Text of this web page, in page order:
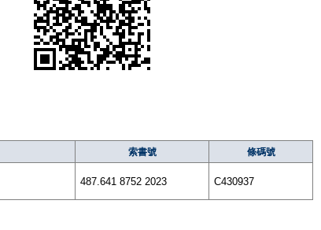
索書號 條碼號
487.641 8752 2023 C430937